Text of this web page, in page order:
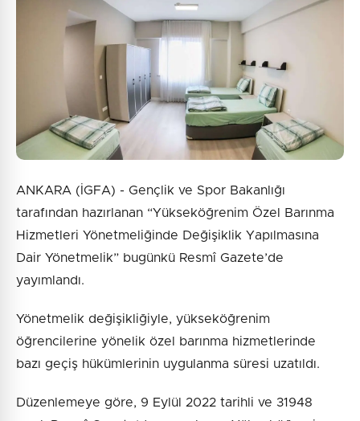
ANKARA (İGFA) - Gençlik ve Spor Bakanlığı
tarafından hazırlanan “Yükseköğrenim Özel Barınma
Hizmetleri Yönetmeliğinde Değişiklik Yapılmasına
Dair Yönetmelik” bugünkü Resmî Gazete’de
yayımlandı.
Yönetmelik değişikliğiyle, yükseköğrenim
öğrencilerine yönelik özel barınma hizmetlerinde
bazı geçiş hükümlerinin uygulanma süresi uzatıldı.
Düzenlemeye göre, 9 Eylül 2022 tarihli ve 31948